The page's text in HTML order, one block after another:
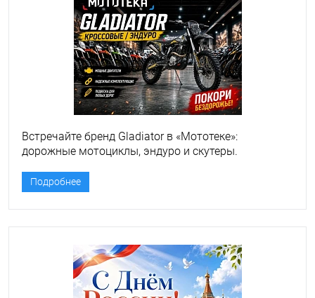
Встречайте бренд Gladiator в «Мототеке»:
дорожные мотоциклы, эндуро и скутеры.
Подробнее